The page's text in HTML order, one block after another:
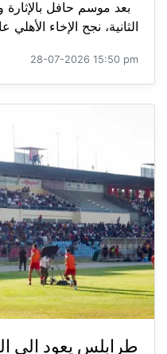
بعد موسم حافل
الثانية، نجح الإخاء
28-07-2026 15:50 pm
طرابلس يعود الى